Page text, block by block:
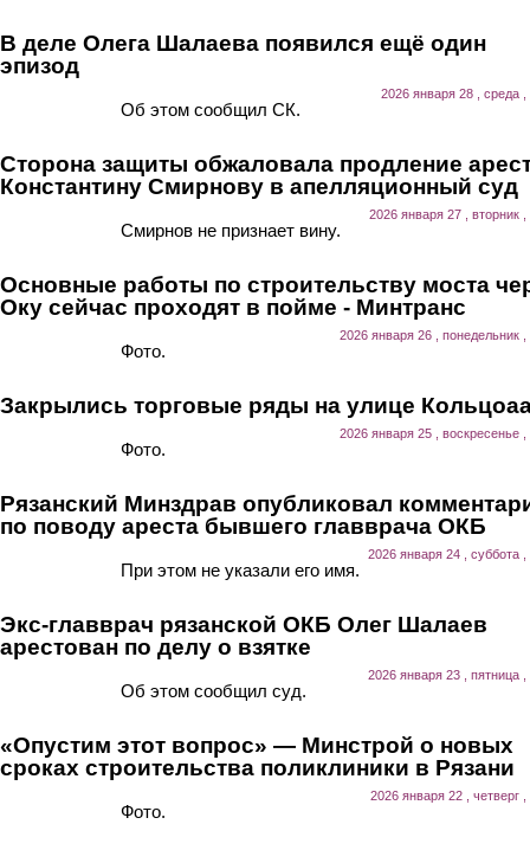
В деле Олега Шалаева появился ещё один
эпизод
2026 января 28 , среда ,
Об этом сообщил СК.
Сторона защиты обжаловала продление
Константину Смирнову в апелляционный суд
2026 января 27 , вторник ,
Смирнов не признает вину.
Основные работы по строительству моста
Оку сейчас проходят в пойме - Минтранс
2026 января 26 , понедельник ,
Фото.
Закрылись торговые ряды на улице
2026 января 25 , воскресенье ,
Фото.
Рязанский Минздрав опубликовал
по поводу ареста бывшего главврача ОКБ
2026 января 24 , суббота ,
При этом не указали его имя.
Экс-главврач рязанской ОКБ Олег Шалаев
арестован по делу о взятке
2026 января 23 , пятница ,
Об этом сообщил суд.
«Опустим этот вопрос» — Минстрой о новых
сроках строительства поликлиники в Рязани
2026 января 22 , четверг ,
Фото.